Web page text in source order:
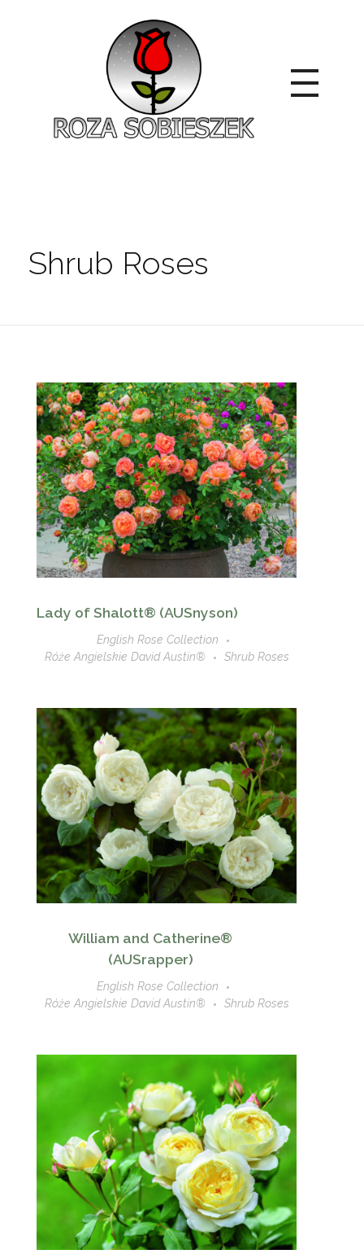
Shrub Roses
Lady of Shalott® (AUSnyson)
English Rose Collection
Róże Angielskie David Austin®
Shrub Roses
William and Catherine®
(AUSrapper)
English Rose Collection
Róże Angielskie David Austin®
Shrub Roses